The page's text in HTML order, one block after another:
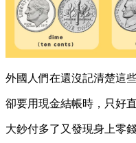
外國人們在還沒記清楚這
卻要用現金結帳時，只好
大鈔付多了又發現身上零